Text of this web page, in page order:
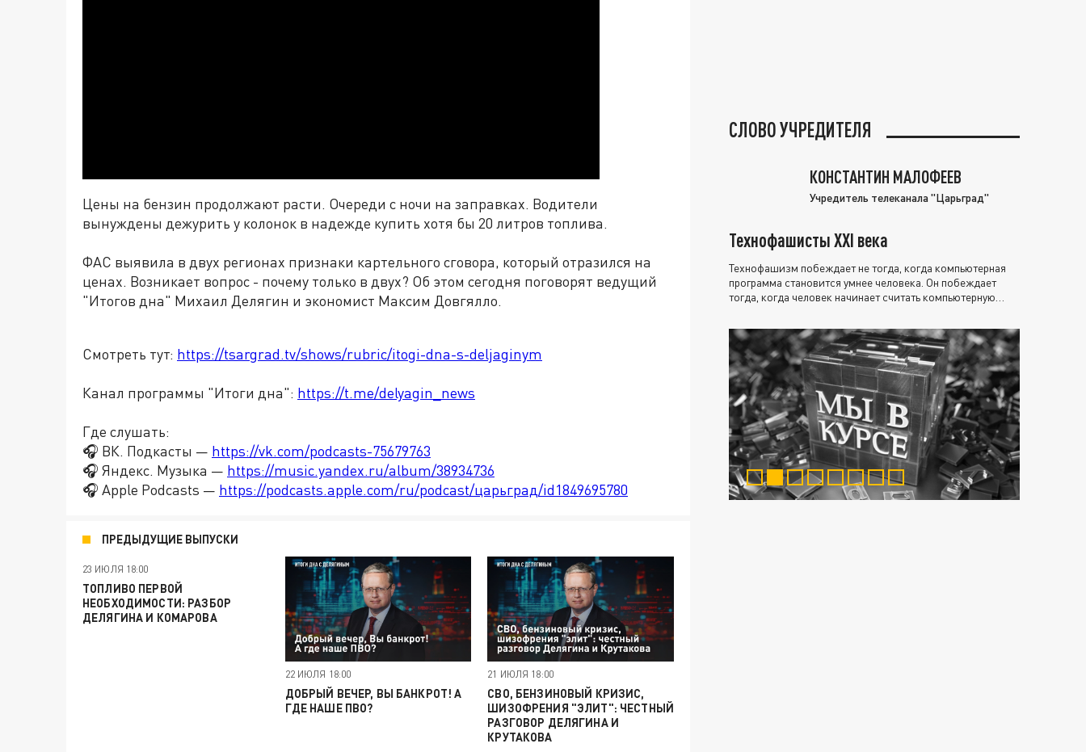
Цены на бензин продолжают расти. Очереди с ночи на заправках. Водители
вынуждены дежурить у колонок в надежде купить хотя бы 20 литров топлива.
ФАС выявила в двух регионах признаки картельного сговора, который отразился на
ценах. Возникает вопрос - почему только в двух? Об этом сегодня поговорят ведущий
"Итогов дна" Михаил Делягин и экономист Максим Довгялло.
Смотреть тут: https://tsargrad.tv/shows/rubric/itogi-dna-s-deljaginym
Канал программы "Итоги дна": https://t.me/delyagin_news
Где слушать:
🎧 ВК. Подкасты — https://vk.com/podcasts-75679763
🎧 Яндекс. Музыка — https://music.yandex.ru/album/38934736
🎧 Apple Podcasts — https://podcasts.apple.com/ru/podcast/царьград/id1849695780
ПРЕДЫДУЩИЕ ВЫПУСКИ
23 ИЮЛЯ 18:00
ТОПЛИВО ПЕРВОЙ
НЕОБХОДИМОСТИ: РАЗБОР
ДЕЛЯГИНА И КОМАРОВА
22 ИЮЛЯ 18:00
ДОБРЫЙ ВЕЧЕР, ВЫ БАНКРОТ! А
ГДЕ НАШЕ ПВО?
21 ИЮЛЯ 18:00
СВО, БЕНЗИНОВЫЙ КРИЗИС,
ШИЗОФРЕНИЯ "ЭЛИТ": ЧЕСТНЫЙ
РАЗГОВОР ДЕЛЯГИНА И
КРУТАКОВА
СЛОВО УЧРЕДИТЕЛЯ
КОНСТАНТИН МАЛОФЕЕВ
Учредитель телеканала "Царьград"
Технофашисты XXI века
Технофашизм побеждает не тогда, когда компьютерная
программа становится умнее человека. Он побеждает
тогда, когда человек начинает считать компьютерную